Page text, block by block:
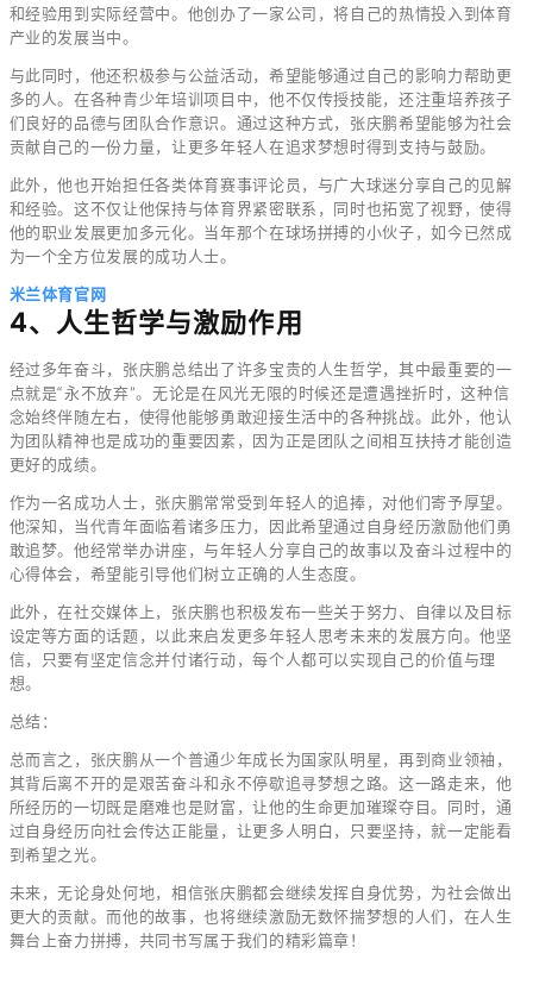
和经验用到实际经营中。他创办了一家公司，将自己的热情投入到体育
产业的发展当中。
与此同时，他还积极参与公益活动，希望能够通过自己的影响力帮助更
多的人。在各种青少年培训项目中，他不仅传授技能，还注重培养孩子
们良好的品德与团队合作意识。通过这种方式，张庆鹏希望能够为社会
贡献自己的一份力量，让更多年轻人在追求梦想时得到支持与鼓励。
此外，他也开始担任各类体育赛事评论员，与广大球迷分享自己的见解
和经验。这不仅让他保持与体育界紧密联系，同时也拓宽了视野，使得
他的职业发展更加多元化。当年那个在球场拼搏的小伙子，如今已然成
为一个全方位发展的成功人士。
米兰体育官网
4、人生哲学与激励作用
经过多年奋斗，张庆鹏总结出了许多宝贵的人生哲学，其中最重要的一
点就是“永不放弃”。无论是在风光无限的时候还是遭遇挫折时，这种信
念始终伴随左右，使得他能够勇敢迎接生活中的各种挑战。此外，他认
为团队精神也是成功的重要因素，因为正是团队之间相互扶持才能创造
更好的成绩。
作为一名成功人士，张庆鹏常常受到年轻人的追捧，对他们寄予厚望。
他深知，当代青年面临着诸多压力，因此希望通过自身经历激励他们勇
敢追梦。他经常举办讲座，与年轻人分享自己的故事以及奋斗过程中的
心得体会，希望能引导他们树立正确的人生态度。
此外，在社交媒体上，张庆鹏也积极发布一些关于努力、自律以及目标
设定等方面的话题，以此来启发更多年轻人思考未来的发展方向。他坚
信，只要有坚定信念并付诸行动，每个人都可以实现自己的价值与理
想。
总结：
总而言之，张庆鹏从一个普通少年成长为国家队明星，再到商业领袖，
其背后离不开的是艰苦奋斗和永不停歇追寻梦想之路。这一路走来，他
所经历的一切既是磨难也是财富，让他的生命更加璀璨夺目。同时，通
过自身经历向社会传达正能量，让更多人明白，只要坚持，就一定能看
到希望之光。
未来，无论身处何地，相信张庆鹏都会继续发挥自身优势，为社会做出
更大的贡献。而他的故事，也将继续激励无数怀揣梦想的人们，在人生
舞台上奋力拼搏，共同书写属于我们的精彩篇章！